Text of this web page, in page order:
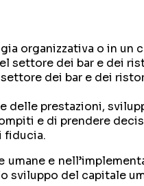
organizzativa o in un
settore dei bar e dei
dei bar e dei
prestazioni,
e di prendere
fiducia.
e
del capitale